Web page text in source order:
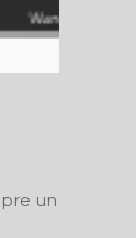
un